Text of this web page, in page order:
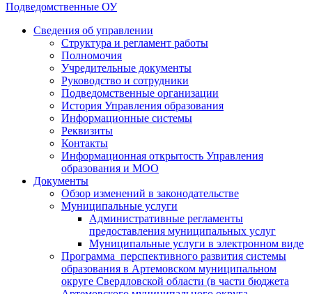
Подведомственные ОУ
Сведения об управлении
Структура и регламент работы
Полномочия
Учредительные документы
Руководство и сотрудники
Подведомственные организации
История Управления образования
Информационные системы
Реквизиты
Контакты
Информационная открытость Управления
образования и МОО
Документы
Обзор изменений в законодательстве
Муниципальные услуги
Административные регламенты
предоставления муниципальных услуг
Муниципальные услуги в электронном виде
Программа перспективного развития системы
образования в Артемовском муниципальном
округе Свердловской области (в части бюджета